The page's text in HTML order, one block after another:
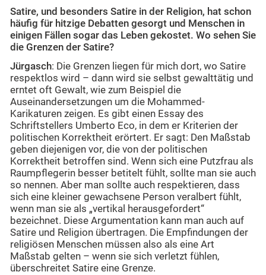
Satire, und besonders Satire in der Religion, hat schon
häufig für hitzige Debatten gesorgt und Menschen in
einigen Fällen sogar das Leben gekostet. Wo sehen Sie
die Grenzen der Satire?
Jürgasch: Die Grenzen liegen für mich dort, wo Satire
respektlos wird – dann wird sie selbst gewalttätig und
erntet oft Gewalt, wie zum Beispiel die
Auseinandersetzungen um die Mohammed-
Karikaturen zeigen. Es gibt einen Essay des
Schriftstellers Umberto Eco, in dem er Kriterien der
politischen Korrektheit erörtert. Er sagt: Den Maßstab
geben diejenigen vor, die von der politischen
Korrektheit betroffen sind. Wenn sich eine Putzfrau als
Raumpflegerin besser betitelt fühlt, sollte man sie auch
so nennen. Aber man sollte auch respektieren, dass
sich eine kleiner gewachsene Person veralbert fühlt,
wenn man sie als „vertikal herausgefordert“
bezeichnet. Diese Argumentation kann man auch auf
Satire und Religion übertragen. Die Empfindungen der
religiösen Menschen müssen also als eine Art
Maßstab gelten – wenn sie sich verletzt fühlen,
überschreitet Satire eine Grenze.